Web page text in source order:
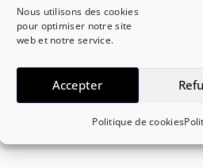
Nous utilisons des cookies
pour optimiser notre site
web et notre service.
Accepter
Politique de cookies
en plus sur votre panne *